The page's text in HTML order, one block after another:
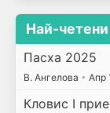
Най-четени
Пасха 2025
В. Ангелова • Апр
Кловис I